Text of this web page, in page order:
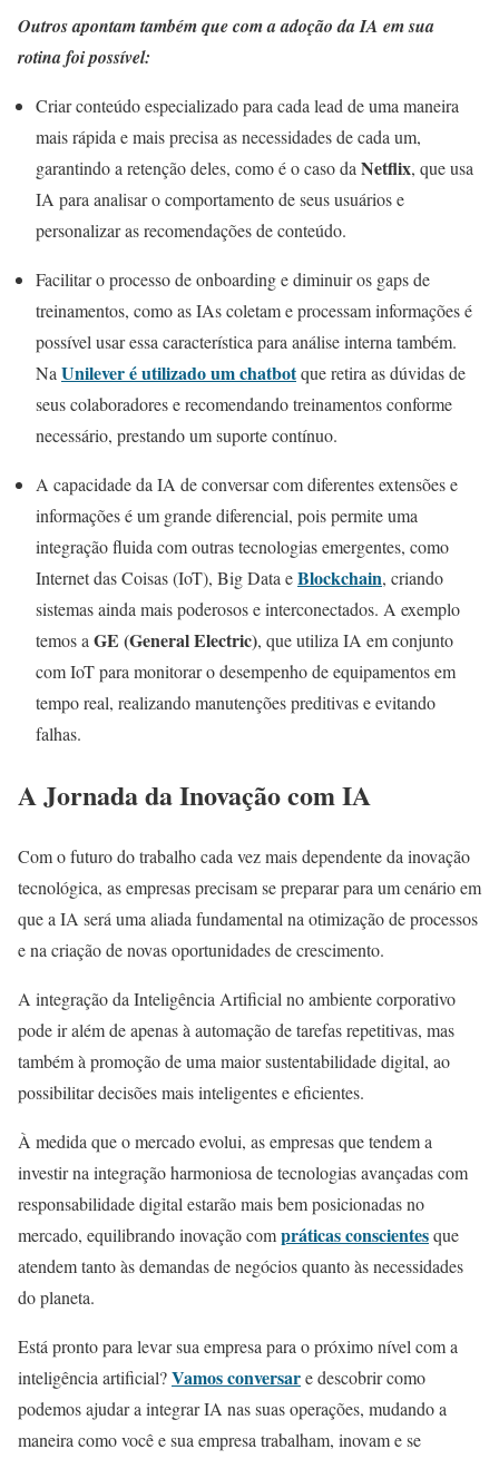
Outros apontam também que com a adoção da IA em sua
rotina foi possível:
Criar conteúdo especializado para cada lead de uma maneira
mais rápida e mais precisa as necessidades de cada um,
garantindo a retenção deles, como é o caso da Netflix, que usa
IA para analisar o comportamento de seus usuários e
personalizar as recomendações de conteúdo.
Facilitar o processo de onboarding e diminuir os gaps de
treinamentos, como as IAs coletam e processam informações é
possível usar essa característica para análise interna também.
Na Unilever é utilizado um chatbotque retira as dúvidas de
seus colaboradores e recomendando treinamentos conforme
necessário, prestando um suporte contínuo.
A capacidade da IA de conversar com diferentes extensões e
informações é um grande diferencial, pois permite uma
integração fluida com outras tecnologias emergentes, como
Internet das Coisas (IoT), Big Data eBlockchain, criando
sistemas ainda mais poderosos e interconectados. A exemplo
temos a GE (General Electric), que utiliza IA em conjunto
com IoT para monitorar o desempenho de equipamentos em
tempo real, realizando manutenções preditivas e evitando
falhas.
A Jornada da Inovação com IA
Com o futuro do trabalho cada vez mais dependente da inovação
tecnológica, as empresas precisam se preparar para um cenário em
que a IA será uma aliada fundamental na otimização de processos
e na criação de novas oportunidades de crescimento.
A integração da Inteligência Artificial no ambiente corporativo
pode ir além de apenas à automação de tarefas repetitivas, mas
também à promoção de uma maior sustentabilidade digital, ao
possibilitar decisões mais inteligentes e eficientes.
À medida que o mercado evolui, as empresas que tendem a
investir na integração harmoniosa de tecnologias avançadas com
responsabilidade digital estarão mais bem posicionadas no
mercado, equilibrando inovação compráticas conscientesque
atendem tanto às demandas de negócios quanto às necessidades
do planeta.
Está pronto para levar sua empresa para o próximo nível com a
inteligência artificial?Vamos conversare descobrir como
podemos ajudar a integrar IA nas suas operações, mudando a
maneira como você e sua empresa trabalham, inovam e se